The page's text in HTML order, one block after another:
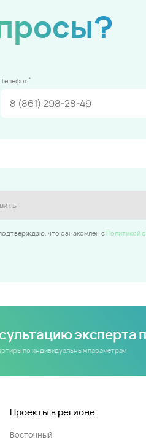
Телефон*
что ознакомлен c Политикой
эксперта
по индивидуальным параметрам
Проекты в регионе
Восточный